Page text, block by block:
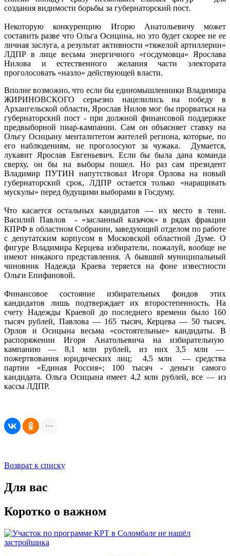
создания видимости борьбы за губернаторский пост.
Некоторую конкуренцию Игорю Анатольевичу может
составить разве что Ольга Осицина, но это будет скорее не ее
личная заслуга, а результат активности «тяжелой артиллерии»
ЛДПР в лице весьма энергичного «госдумовца» Ярослава
Нилова и естественного желания части электората
проголосовать «назло» действующей власти.
Вполне возможно, что если бы единомышленники Владимира
ЖИРИНОВСКОГО серьезно нацелились на победу в
Архангельской области, Ярослав Нилов мог бы прорваться на
губернаторский пост - при должной финансовой поддержке
предвыборной пиар-кампании. Сам он объясняет ставку на
Ольгу Осицыну менталитетом жителей региона, которые, по
его наблюдениям, не проголосуют за чужака. Думается,
лукавит Ярослав Евгеньевич. Если бы была дана команда
сверху, он бы на выборы пошел. Но раз сам президент
Владимир ПУТИН напутствовал Игоря Орлова на новый
губернаторский срок, ЛДПР остается только «наращивать
мускулы» перед будущими выборами в Госдуму.
Что касается остальных кандидатов — их место в тени.
Василий Павлов - «засланный казачок» в рядах фракции
КПРФ в областном Собрании, заведующий отделом по работе
с депутатским корпусом в Московской областной Думе. О
фигуре Владимира Керцева избиратели, пожалуй, вообще не
имеют никакого представления. А бывший муниципальный
чиновник Надежда Краева теряется на фоне известности
Ольги Епифановой.
Финансовое состояние избирательных фондов этих
кандидатов лишь подтверждает их второстепенность. На
счету Надежды Краевой до последнего времени было 160
тысяч рублей, Павлова — 165 тысяч, Керцева — 50 тысяч.
Орлов и Осицына весьма «состоятельные» кандидаты. В
распоряжении Игоря Анатольевича на избирательную
кампанию — 8,1 млн рублей, из них 3,5 млн —
пожертвования юридических лиц; 4,5 млн — средства
партии «Единая Россия»; 100 тысяч - деньги самого
кандидата. Ольга Осицына имеет 4,2 млн рублей, все — из
кассы ЛДПР.
Возврат к списку
Для вас
Коротко о важном